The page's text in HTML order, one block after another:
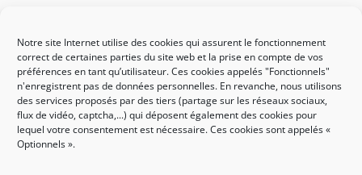
Notre site Internet utilise des cookies qui assurent le fonctionnement
correct de certaines parties du site web et la prise en compte de vos
préférences en tant qu’utilisateur. Ces cookies appelés "Fonctionnels"
n'enregistrent pas de données personnelles. En revanche, nous utilisons
des services proposés par des tiers (partage sur les réseaux sociaux,
flux de vidéo, captcha,...) qui déposent également des cookies pour
lequel votre consentement est nécessaire. Ces cookies sont appelés «
Optionnels ».
Mes démarches
Portail familles
Guichet urbanisme
CCAS